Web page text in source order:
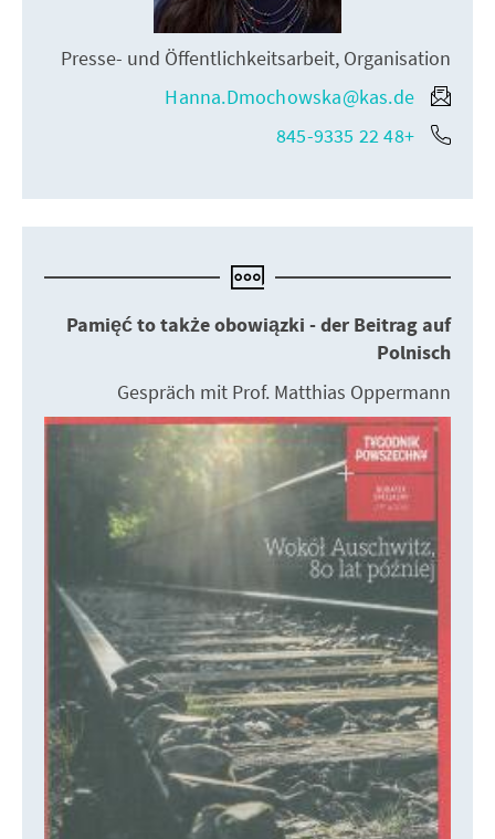
Presse- und Öffentlichkeitsarbeit, Organisation
Hanna.Dmochowska@kas.de
+48 22 845-9335
Pamięć to także obowiązki - der Beitrag auf
Polnisch
Gespräch mit Prof. Matthias Oppermann